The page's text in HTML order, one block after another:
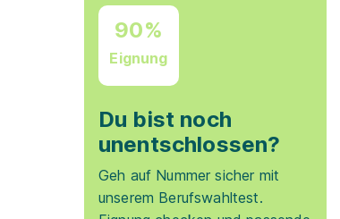
90%
Eignung
Du bist noch
unentschlossen?
Geh auf Nummer sicher mit
unserem Berufswahltest.